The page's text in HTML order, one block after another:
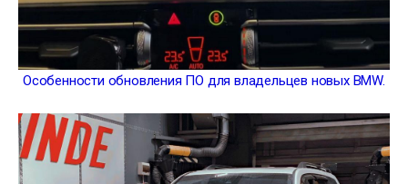
Особенности обновления ПО для владельцев новых BMW.